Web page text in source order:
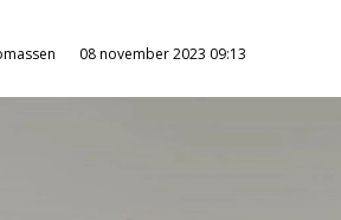
08 november 2023 09:13